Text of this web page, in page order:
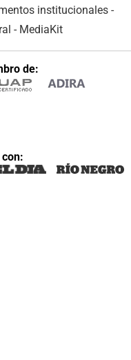
institucionales -
- MediaKit
de: